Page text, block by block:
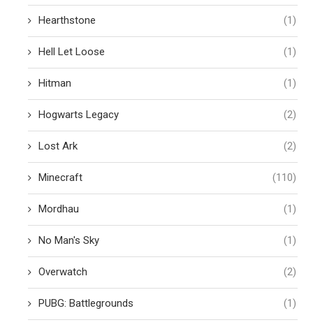
Hearthstone (1)
Hell Let Loose (1)
Hitman (1)
Hogwarts Legacy (2)
Lost Ark (2)
Minecraft (110)
Mordhau (1)
No Man's Sky (1)
Overwatch (2)
PUBG: Battlegrounds (1)